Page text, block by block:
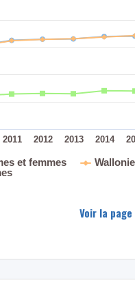
et femmes
2011 2012 2013 2014
Voir la